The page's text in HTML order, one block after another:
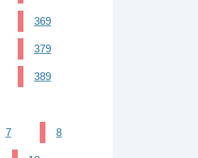
369
379
389
7 8